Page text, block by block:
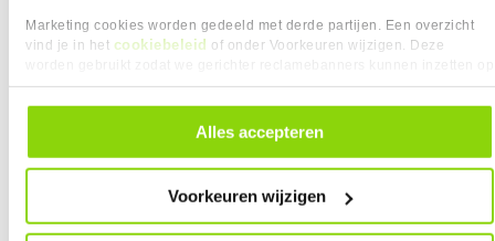
Marketing cookies worden gedeeld met derde partijen. Een overzicht
vind je in het cookiebeleid of onder Voorkeuren wijzigen. Deze
andere websites. In onze cookievoorkeuren vind je een overzicht van
alle cookies. Je kunt je gegeven toestemming altijd intrekken, dit doe je
door in de footer van onze website te klikken op ‘Cookievoorkeuren’
Alles accepteren
Voorkeuren wijzigen
Hoogte verstelbaar
✓︎
✓︎
ENERGIE
50/60 Hz
AC-ingangsspanning
100 - 240 V
✚